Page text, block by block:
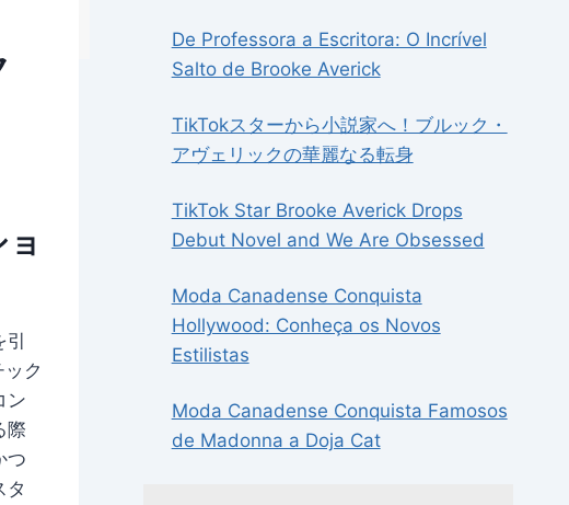
ク
ン
際
つ
タ
De Professora a Escritora: O Incrível
Salto de Brooke Averick
TikTokスターから小説家へ！ブルック・
アヴェリックの華麗なる転身
TikTok Star Brooke Averick Drops
Debut Novel and We Are Obsessed
Moda Canadense Conquista
Hollywood: Conheça os Novos
Estilistas
Moda Canadense Conquista Famosos
de Madonna a Doja Cat